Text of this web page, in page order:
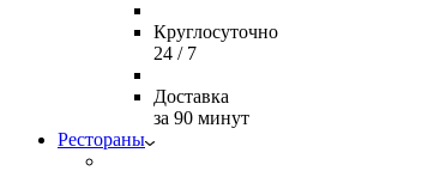
Круглосуточно
24 / 7
Доставка
за 90 минут
Рестораны